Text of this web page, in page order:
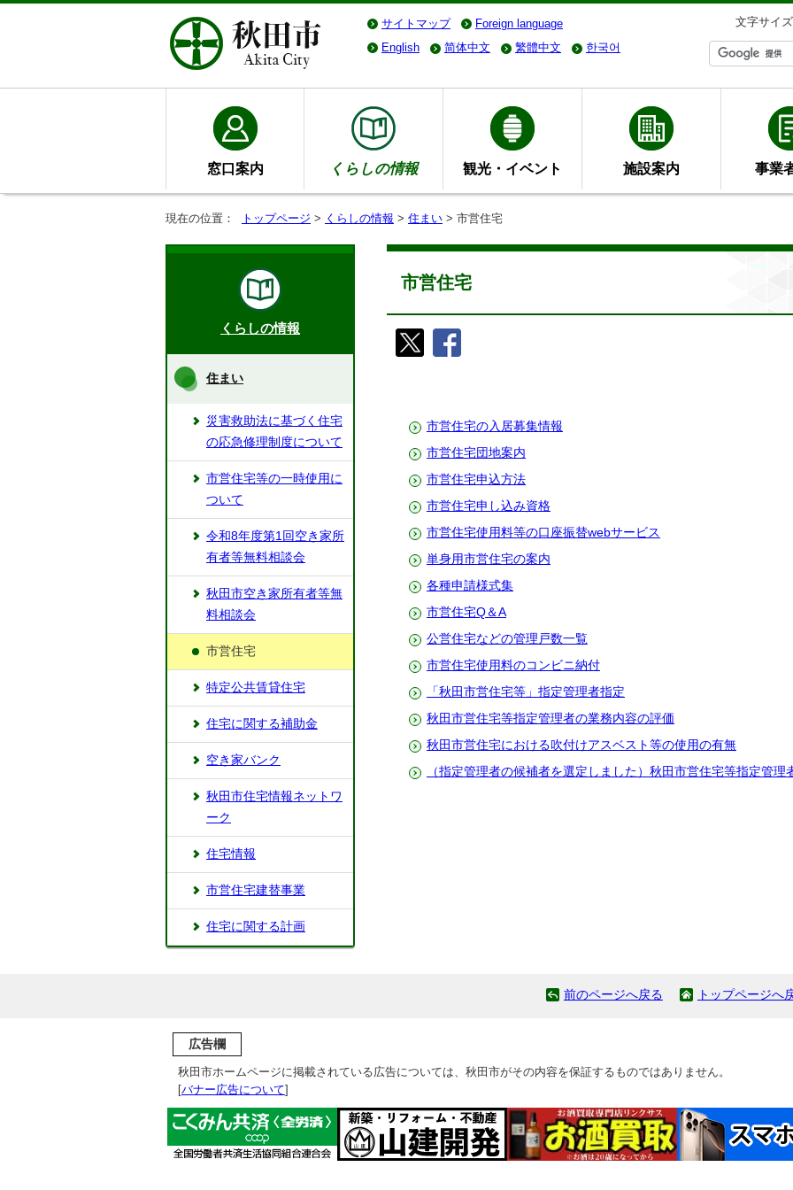
サイトマップ Foreign language 文字サイズ
English
简体中文 繁體中文 한국어
窓口案内 くらしの情報 観光・イベント 施設案内 事業
現在の位置： トップページ > くらしの情報 > 住まい > 市営住宅
市営住宅
市営住宅の入居募集情報
市営住宅団地案内
市営住宅申込方法
市営住宅申し込み資格
市営住宅使用料等の口座振替webサービス
単身用市営住宅の案内
各種申請様式集
市営住宅Q＆A
公営住宅などの管理戸数一覧
市営住宅使用料のコンビニ納付
「秋田市営住宅等」指定管理者指定
秋田市営住宅等指定管理者の業務内容の評価
秋田市営住宅における吹付けアスベスト等の使用の有無
（指定管理者の候補者を選定しました）秋田市営住宅等指定管理
くらしの情報
住まい
災害救助法に基づく住宅
の応急修理制度について
市営住宅等の一時使用に
ついて
令和8年度第1回空き家所
有者等無料相談会
秋田市空き家所有者等無
料相談会
市営住宅
特定公共賃貸住宅
住宅に関する補助金
空き家バンク
秋田市住宅情報ネットワ
ーク
住宅情報
市営住宅建替事業
住宅に関する計画
前のページへ戻る トップページへ
広告欄
秋田市ホームページに掲載されている広告については、秋田市がその内容を保証するものではありません。
[バナー広告について]